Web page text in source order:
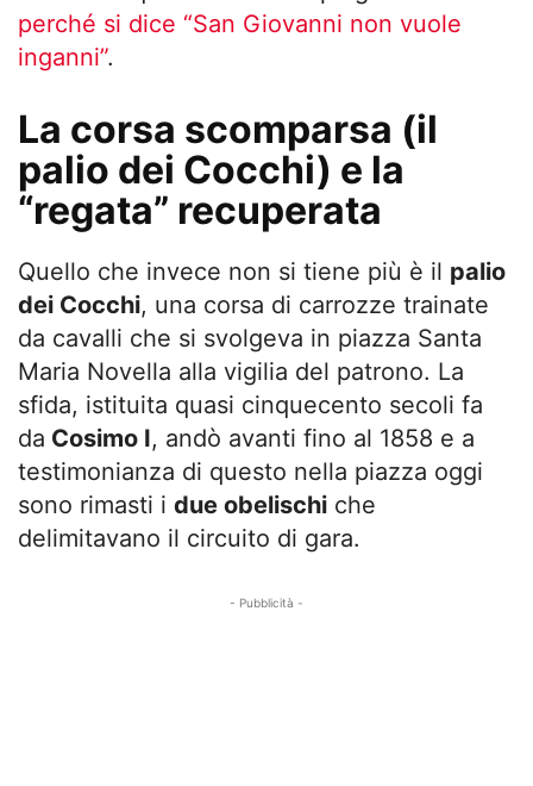
perché si dice “San Giovanni non vuole
inganni”.
La corsa scomparsa (il
palio dei Cocchi) e la
“regata” recuperata
Quello che invece non si tiene più è il palio
dei Cocchi, una corsa di carrozze trainate
da cavalli che si svolgeva in piazza Santa
Maria Novella alla vigilia del patrono. La
sfida, istituita quasi cinquecento secoli fa
da Cosimo I, andò avanti fino al 1858 e a
testimonianza di questo nella piazza oggi
sono rimasti i due obelischi che
delimitavano il circuito di gara.
- Pubblicità -